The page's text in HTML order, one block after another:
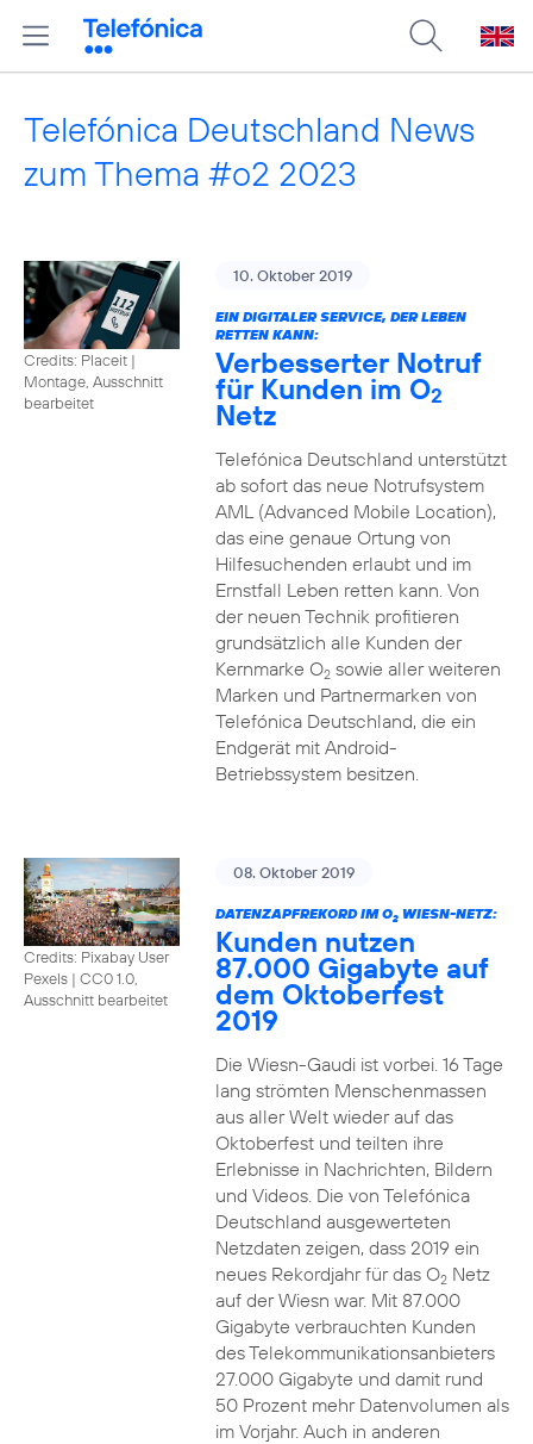
Telefónica Deutschland News
zum Thema #o2 2023
Credits: Placeit |
Montage, Ausschnitt
bearbeitet
10. Oktober 2019
EIN DIGITALER SERVICE, DER LEBEN
RETTEN KANN:
Verbesserter Notruf
für Kunden im O2
Netz
Telefónica Deutschland unterstützt
ab sofort das neue Notrufsystem
AML (Advanced Mobile Location),
das eine genaue Ortung von
Hilfesuchenden erlaubt und im
Ernstfall Leben retten kann. Von
der neuen Technik profitieren
grundsätzlich alle Kunden der
Kernmarke O2sowie aller weiteren
Marken und Partnermarken von
Telefónica Deutschland, die ein
Endgerät mit Android-
Betriebssystem besitzen.
Credits: Pixabay User
Pexels | CC0 1.0,
Ausschnitt bearbeitet
08. Oktober 2019
DATENZAPFREKORD IM O2WIESN-NETZ:
Kunden nutzen
87.000 Gigabyte auf
dem Oktoberfest
2019
Die Wiesn-Gaudi ist vorbei. 16 Tage
lang strömten Menschenmassen
aus aller Welt wieder auf das
Oktoberfest und teilten ihre
Erlebnisse in Nachrichten, Bildern
und Videos. Die von Telefónica
Deutschland ausgewerteten
Netzdaten zeigen, dass 2019 ein
neues Rekordjahr für das O2Netz
auf der Wiesn war. Mit 87.000
Gigabyte verbrauchten Kunden
des Telekommunikationsanbieters
27.000 Gigabyte und damit rund
50 Prozent mehr Datenvolumen als
im Vorjahr. Auch in anderen